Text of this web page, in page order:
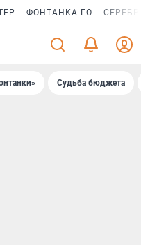
ФОНТАНКА ГО
Судьба бюджета